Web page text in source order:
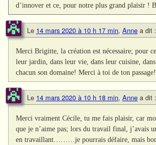
d’innover et ce, pour notre plus grand plaisir !
Le 14 mars 2020 à 10 h 17 min, Anne a dit :
Merci Brigitte, la création est nécessaire; pour
leur jardin, dans leur vie, dans leur cuisine,
chacun son domaine! Merci à toi de ton passage!
Le 14 mars 2020 à 10 h 18 min, Anne a dit :
Merci vraiment Cécile, tu me fais plaisir, car
que je n’aime pas; lors du travail final, j’avais
en travaillant………je pourrais défaire, mais